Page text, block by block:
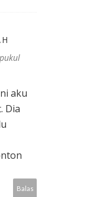
aku
Dia
Balas